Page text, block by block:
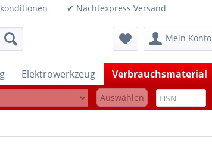
✔ Nachtexpress Versand
Mein Konto
Elektrowerkzeug Verbrauchsmaterial
Auswählen